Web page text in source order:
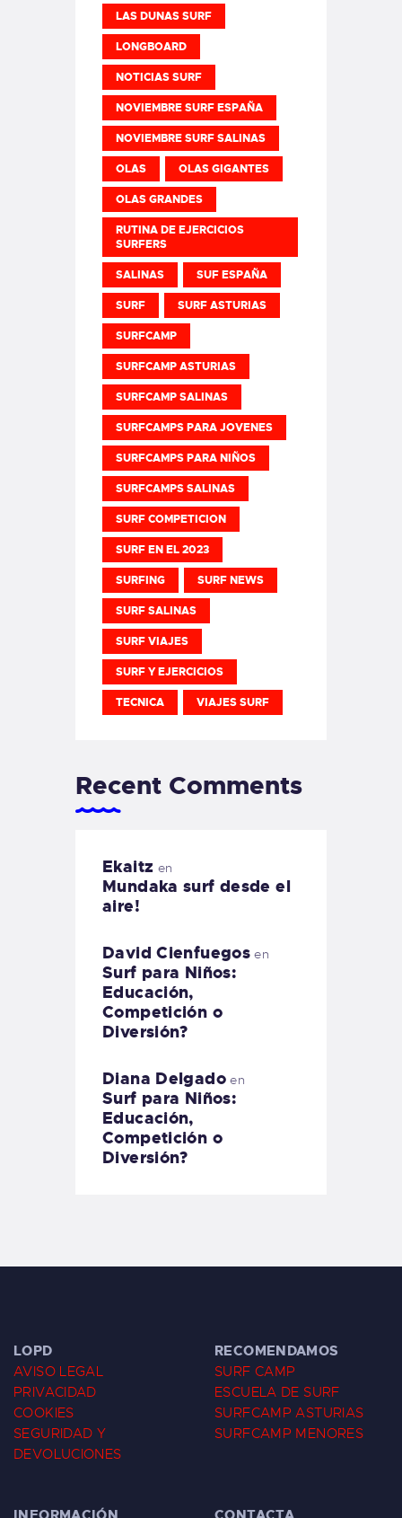
LAS DUNAS SURF
LONGBOARD
NOTICIAS SURF
NOVIEMBRE SURF ESPAÑA
NOVIEMBRE SURF SALINAS
OLAS OLAS GIGANTES
OLAS GRANDES
RUTINA DE EJERCICIOS
SURFERS
SALINAS SUF ESPAÑA
SURF SURF ASTURIAS
SURFCAMP
SURFCAMP ASTURIAS
SURFCAMP SALINAS
SURFCAMPS PARA JOVENES
SURFCAMPS PARA NIÑOS
SURFCAMPS SALINAS
SURF COMPETICION
SURF EN EL 2023
SURFING SURF NEWS
SURF SALINAS
SURF VIAJES
SURF Y EJERCICIOS
TECNICA VIAJES SURF
Recent Comments
Ekaitz en
Mundaka surf desde el
aire!
David Cienfuegos en
Surf para Niños:
Educación,
Competición o
Diversión?
Diana Delgadoen
Surf para Niños:
Educación,
Competición o
Diversión?
LOPD
AVISO LEGAL
PRIVACIDAD
COOKIES
SEGURIDAD Y
DEVOLUCIONES
RECOMENDAMOS
SURF CAMP
ESCUELA DE SURF
SURFCAMP ASTURIAS
SURFCAMP MENORES